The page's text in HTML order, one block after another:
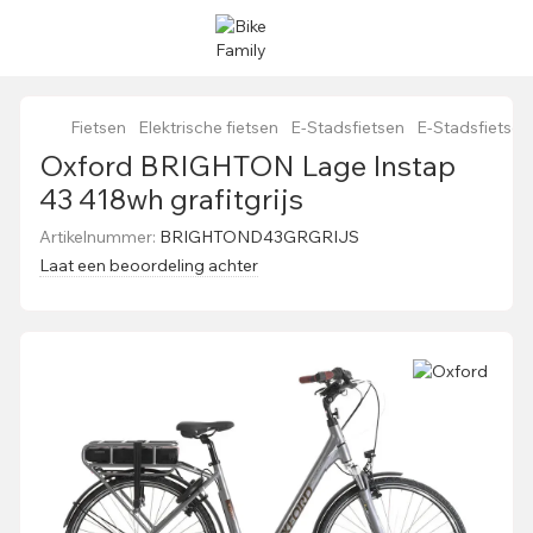
Fietsen Elektrische fietsen E-Stadsfietsen E-
Oxford BRIGHTON Lage Instap
43 418wh grafitgrijs
Artikelnummer: BRIGHTOND43GRGRIJS
Laat een beoordeling achter